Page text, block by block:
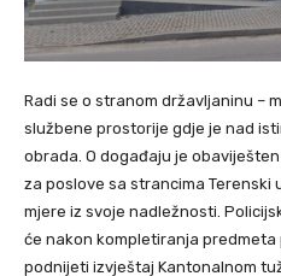
Radi se o stranom državljaninu –
službene prostorije gdje je nad
obrada. O događaju je
za poslove sa strancima Terenski
mjere iz svoje nadležnosti.
će nakon kompletiranja
podnijeti izvještaj Kantonalnom